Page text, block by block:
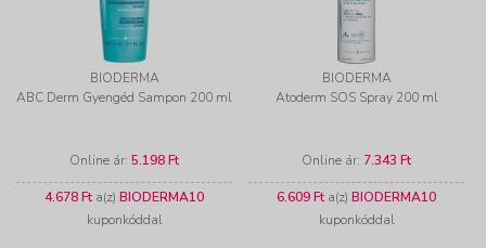
BIODERMA
ABC Derm Gyengéd Sampon 200 ml
Online ár: 5.198 Ft
4.678 Ft a(z) BIODERMA10
kuponkóddal
BIODERMA
Atoderm SOS Spray 200 ml
Online ár: 7.343 Ft
6.609 Ft a(z) BIODERMA10
kuponkóddal